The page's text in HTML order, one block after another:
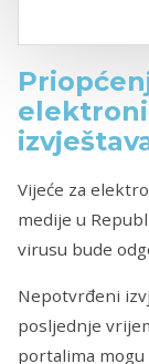
Vijeće za
medije u
virusu bude
Nepotvrđeni
posljednje
portalima